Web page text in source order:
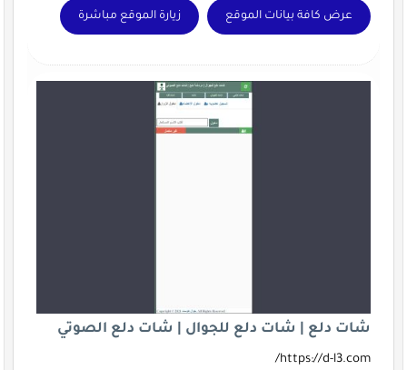
عرض كافة بيانات الموقع زيارة الموقع مباشرة
شات دلع | شات دلع للجوال | شات دلع الصوتي
https://d-l3.com/